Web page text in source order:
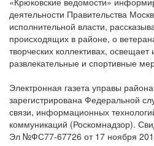
деятельности Правительства
исполнительной власти,
происходящих в районе, о
творческих коллективах, освещает
развлекательные и спортивные
Электронная газета управы
зарегистрирована Федеральной
связи, информационных
коммуникаций (Роскомнадзор).
Эл №ФС77-67726 от 17 ноября